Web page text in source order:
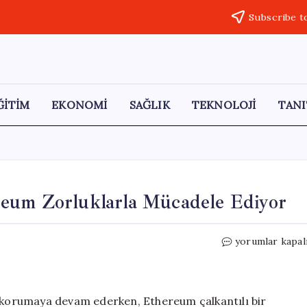
Subscribe
EKONOMİ SAĞLIK TEKNOLOJİ
Zorluklarla Mücadele Ediyor
Bitcoin
Zorluklarla
yorumlar
devam ederken, Ethereum çalkantılı bir